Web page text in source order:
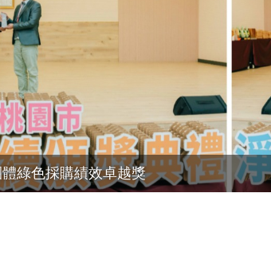
綠色採購績效卓越獎